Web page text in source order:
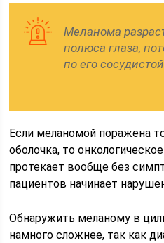
Меланома
полюса глаза,
по его
Если меланомой поражена
оболочка, то
протекает вообще без
пациентов начинает
Обнаружить меланому в
намного сложнее, так как